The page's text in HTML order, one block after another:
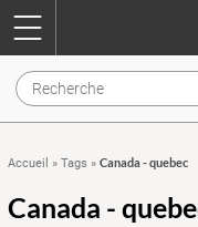
Accueil » Tags » Canada - quebec
Canada -